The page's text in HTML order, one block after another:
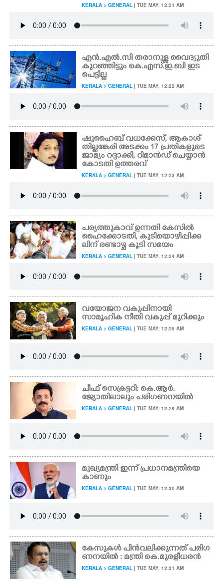
KERALA > GENERAL | TUE MAY, 12:21 AM
എൻ.എൽ.സി തരാനുള്ള വൈദ്യുതി
കുറഞ്ഞിട്ടും കെ.എസ്.ഇ.ബി ഇട
പെട്ടില്ല
KERALA > GENERAL | TUE MAY, 12:22 AM
ഷുഹൈബ് വധക്കേസ്, ആകാശ്
തില്ലങ്കേരി അടക്കം 17 പ്രതികളുടെ
ജാമ്യം റദ്ദാക്കി, റിമാൻഡ് ചെയ്യാൻ
കോടതി ഉത്തരവ്
KERALA > GENERAL | TUE MAY, 12:23 AM
പ​ര്യ​ത്തു​കാ​വ് ​ഉ​ന്ന​തി​ ​കേസിൽ
ഹൈക്കോടതി, കുടിയൊഴിപ്പിക്ക
ലിന് രണ്ടാഴ്ച കൂടി സമയം
KERALA > GENERAL | TUE MAY, 12:24 AM
വയോജന വകുപ്പിനായി
സാമൂഹിക നീതി വകുപ്പ് മുറിക്കും
KERALA > GENERAL | TUE MAY, 12:25 AM
ചീഫ് സെക്രട്ടറി: കെ.ആർ.
ജ്യോതിലാലും പരിഗണനയിൽ
KERALA > GENERAL | TUE MAY, 12:29 AM
മുഖ്യമന്ത്രി ഇന്ന് പ്രധാനമന്ത്രിയെ
കാണും
KERALA > GENERAL | TUE MAY, 12:30 AM
കേസുകൾ പിൻവലിക്കുന്നത് പരിഗ
ണനയിൽ : മന്ത്രി കെ.മുരളീധരൻ
KERALA > GENERAL | TUE MAY, 12:31 AM